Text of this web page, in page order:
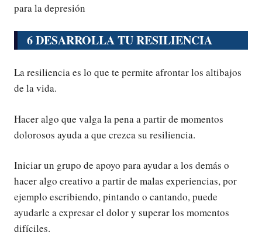
para la depresión
6 DESARROLLA TU RESILIENCIA
La resiliencia es lo que te permite afrontar los altibajos
de la vida.
Hacer algo que valga la pena a partir de momentos
dolorosos ayuda a que crezca su resiliencia.
Iniciar un grupo de apoyo para ayudar a los demás o
hacer algo creativo a partir de malas experiencias, por
ejemplo escribiendo, pintando o cantando, puede
ayudarle a expresar el dolor y superar los momentos
difíciles.